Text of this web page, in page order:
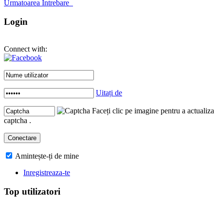
Urmatoarea Intrebare
Login
Connect with:
Uitați de
Faceți clic pe imagine pentru a actualiza
captcha .
Amintește-ți de mine
Inregistreaza-te
Top utilizatori